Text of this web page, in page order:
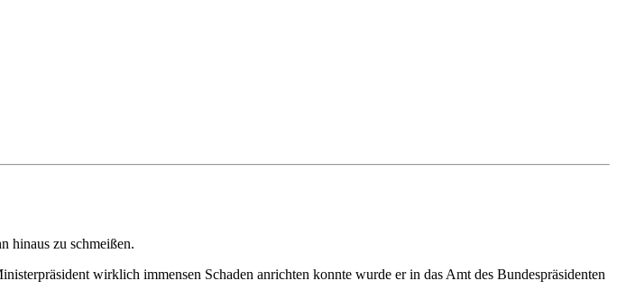
hinaus zu schmeißen.
wirklich immensen Schaden anrichten konnte wurde er in das Amt des Bundespräsidenten